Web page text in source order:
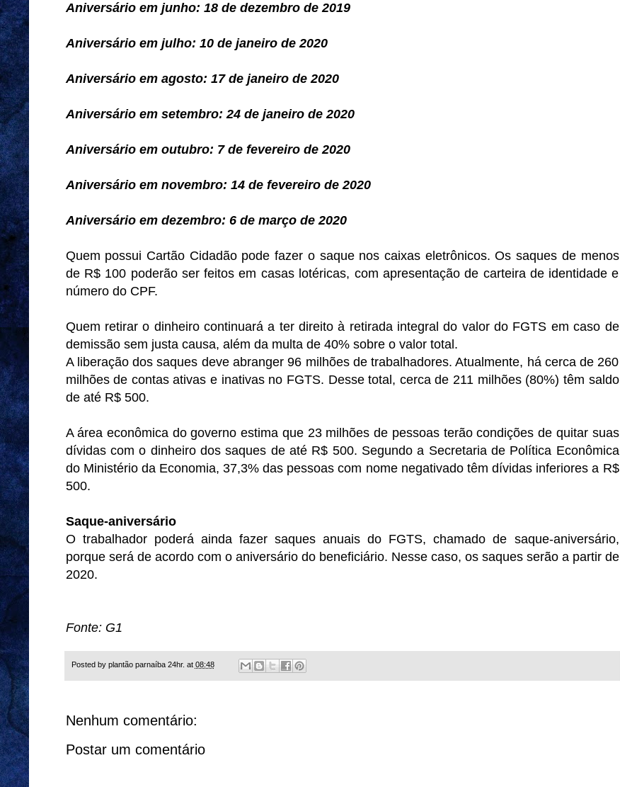
Aniversário em junho: 18 de dezembro de 2019
Aniversário em julho: 10 de janeiro de 2020
Aniversário em agosto: 17 de janeiro de 2020
Aniversário em setembro: 24 de janeiro de 2020
Aniversário em outubro: 7 de fevereiro de 2020
Aniversário em novembro: 14 de fevereiro de 2020
Aniversário em dezembro: 6 de março de 2020
Quem possui Cartão Cidadão pode fazer o saque nos caixas eletrônicos. Os saques de menos
de R$ 100 poderão ser feitos em casas lotéricas, com apresentação de carteira de identidade e
número do CPF.
Quem retirar o dinheiro continuará a ter direito à retirada integral do valor do FGTS em caso de
demissão sem justa causa, além da multa de 40% sobre o valor total.
A liberação dos saques deve abranger 96 milhões de trabalhadores. Atualmente, há cerca de 260
milhões de contas ativas e inativas no FGTS. Desse total, cerca de 211 milhões (80%) têm saldo
de até R$ 500.
A área econômica do governo estima que 23 milhões de pessoas terão condições de quitar suas
dívidas com o dinheiro dos saques de até R$ 500. Segundo a Secretaria de Política Econômica
do Ministério da Economia, 37,3% das pessoas com nome negativado têm dívidas inferiores a R$
500.
Saque-aniversário
O trabalhador poderá ainda fazer saques anuais do FGTS, chamado de saque-aniversário,
porque será de acordo com o aniversário do beneficiário. Nesse caso, os saques serão a partir de
2020.
Fonte: G1
Posted by plantão parnaíba 24hr. at 08:48
Nenhum comentário:
Postar um comentário